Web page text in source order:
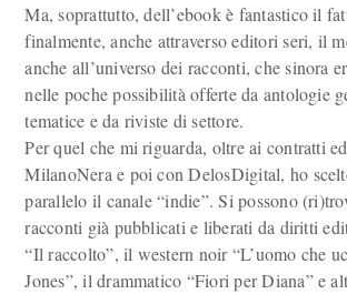
Ma, soprattutto, dell’ebook è fantastico il
finalmente, anche attraverso editori seri, il
anche all’universo dei racconti, che sinora
nelle poche possibilità offerte da antologie
tematice e da riviste di settore.
Per quel che mi riguarda, oltre ai contratti
MilanoNera e poi con DelosDigital, ho
parallelo il canale “indie”. Si possono
racconti già pubblicati e liberati da diritti
“Il raccolto”, il western noir “L’uomo che
Jones”, il drammatico “Fiori per Diana” e